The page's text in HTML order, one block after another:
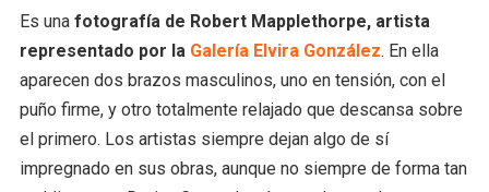
Es una fotografía de Robert Mapplethorpe, artista
representado por la Galería Elvira González. En ella
aparecen dos brazos masculinos, uno en tensión, con el
puño firme, y otro totalmente relajado que descansa sobre
el primero. Los artistas siempre dejan algo de sí
impregnado en sus obras, aunque no siempre de forma tan